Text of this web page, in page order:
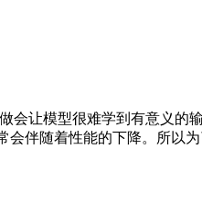
会让模型很难学到有意义的
伴随着性能的下降。所以